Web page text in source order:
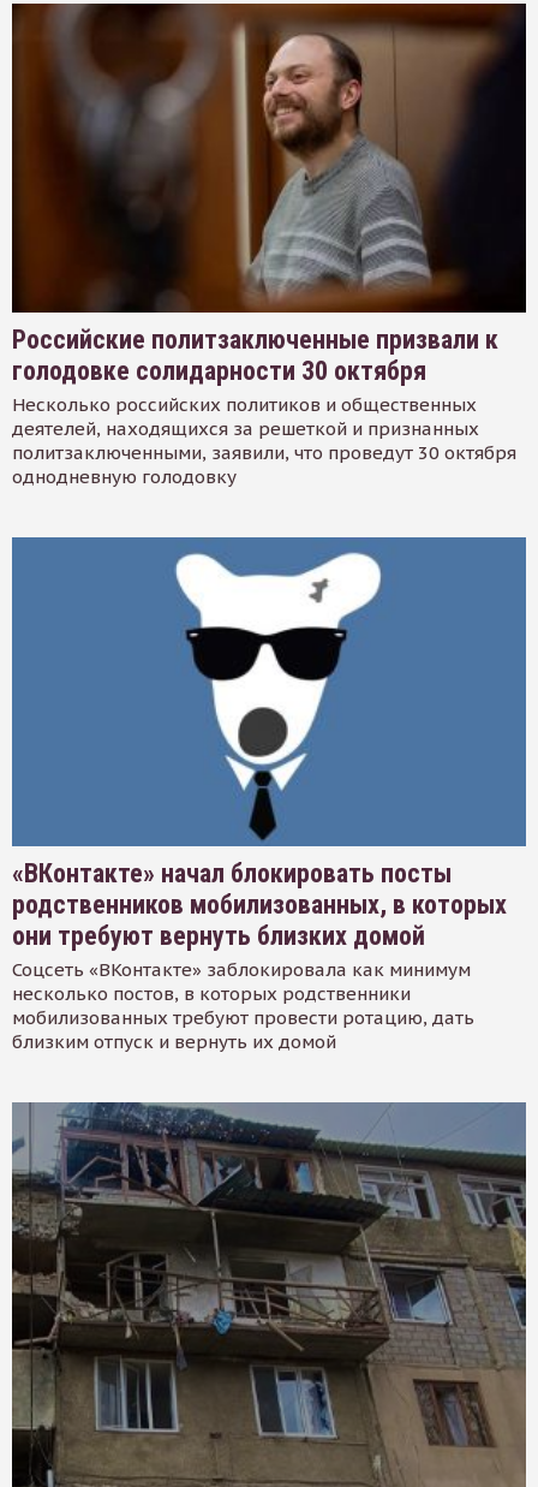
Российские политзаключенные призвали к
голодовке солидарности 30 октября
Несколько российских политиков и общественных
деятелей, находящихся за решеткой и признанных
политзаключенными, заявили, что проведут 30 октября
однодневную голодовку
«ВКонтакте» начал блокировать посты
родственников мобилизованных, в которых
они требуют вернуть близких домой
Соцсеть «ВКонтакте» заблокировала как минимум
несколько постов, в которых родственники
мобилизованных требуют провести ротацию, дать
близким отпуск и вернуть их домой